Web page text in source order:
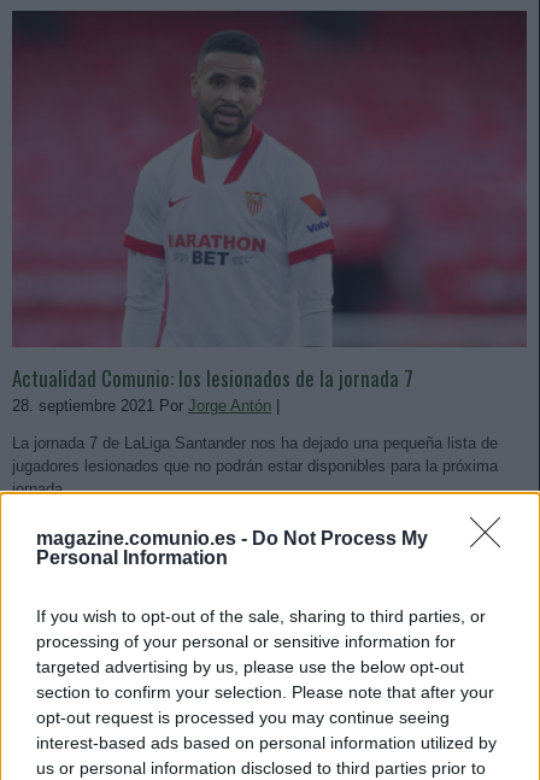
magazine.comunio.es - Do Not Process My
Personal Information
If you wish to opt-out of the sale, sharing to third parties, or
processing of your personal or sensitive information for
targeted advertising by us, please use the below opt-out
section to confirm your selection. Please note that after your
opt-out request is processed you may continue seeing
interest-based ads based on personal information utilized by
us or personal information disclosed to third parties prior to
Actualidad Comunio: los lesionados de la jornada 7
28. septiembre 2021 Por Jorge Antón
La jornada 7 de LaLiga Santander nos ha dejado una pequeña lista de
jugadores lesionados que no podrán estar disponibles para la próxima
jornada.